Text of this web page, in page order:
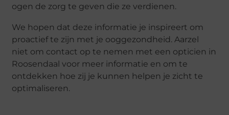
ogen de zorg te geven die ze verdienen.
We hopen dat deze informatie je inspireert om
proactief te zijn met je ooggezondheid. Aarzel
niet om contact op te nemen met een opticien in
Roosendaal voor meer informatie en om te
ontdekken hoe zij je kunnen helpen je zicht te
optimaliseren.